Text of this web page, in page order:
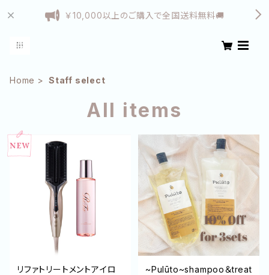
￥10,000以上のご購入で全国送料無料🚚
Home Staff select
All items
リファトリートメントアイロ
~Pulūto~shampoo＆treat